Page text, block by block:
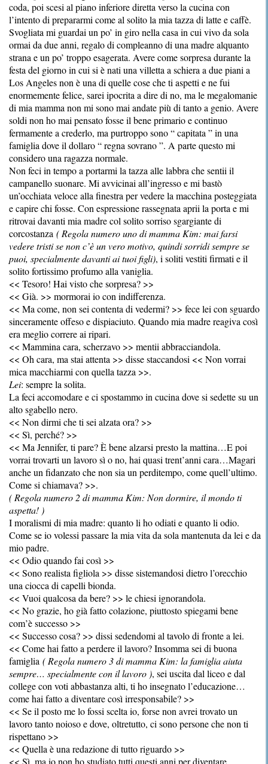
coda, poi scesi al piano inferiore diretta verso la cucina con
l’intento di prepararmi come al solito la mia tazza di latte e caffè.
Svogliata mi guardai un po’ in giro nella casa in cui vivo da sola
ormai da due anni, regalo di compleanno di una madre alquanto
strana e un po’ troppo esagerata. Avere come sorpresa durante la
festa del giorno in cui si è nati una villetta a schiera a due piani a
Los Angeles non è una di quelle cose che ti aspetti e ne fui
enormemente felice, sarei ipocrita a dire di no, ma le megalomanie
di mia mamma non mi sono mai andate più di tanto a genio. Avere
soldi non ho mai pensato fosse il bene primario e continuo
fermamente a crederlo, ma purtroppo sono “ capitata ” in una
famiglia dove il dollaro “ regna sovrano ”. A parte questo mi
considero una ragazza normale.
Non feci in tempo a portarmi la tazza alle labbra che sentii il
campanello suonare. Mi avvicinai all’ingresso e mi bastò
un’occhiata veloce alla finestra per vedere la macchina posteggiata
e capire chi fosse. Con espressione rassegnata aprii la porta e mi
ritrovai davanti mia madre col solito sorriso sgargiante di
corcostanza ( Regola numero uno di mamma Kim: mai farsi
vedere tristi se non c’è un vero motivo, quindi sorridi sempre se
puoi, specialmente davanti ai tuoi figli), i soliti vestiti firmati e il
solito fortissimo profumo alla vaniglia.
<< Tesoro! Hai visto che sorpresa? >>
<< Già. >> mormorai io con indifferenza.
<< Ma come, non sei contenta di vedermi? >> fece lei con sguardo
sinceramente offeso e dispiaciuto. Quando mia madre reagiva così
era meglio correre ai ripari.
<< Mammina cara, scherzavo >> mentii abbracciandola.
<< Oh cara, ma stai attenta >> disse staccandosi << Non vorrai
mica macchiarmi con quella tazza >>.
Lei: sempre la solita.
La feci accomodare e ci spostammo in cucina dove si sedette su un
alto sgabello nero.
<< Non dirmi che ti sei alzata ora? >>
<< Sì, perché? >>
<< Ma Jennifer, ti pare? È bene alzarsi presto la mattina…E poi
vorrai trovarti un lavoro sì o no, hai quasi trent’anni cara…Magari
anche un fidanzato che non sia un perditempo, come quell’ultimo.
Come si chiamava? >>.
( Regola numero 2 di mamma Kim: Non dormire, il mondo ti
aspetta! )
I moralismi di mia madre: quanto li ho odiati e quanto li odio.
Come se io volessi passare la mia vita da sola mantenuta da lei e da
mio padre.
<< Odio quando fai così >>
<< Sono realista figliola >> disse sistemandosi dietro l’orecchio
una ciocca di capelli bionda.
<< Vuoi qualcosa da bere? >> le chiesi ignorandola.
<< No grazie, ho già fatto colazione, piuttosto spiegami bene
com’è successo >>
<< Successo cosa? >> dissi sedendomi al tavolo di fronte a lei.
<< Come hai fatto a perdere il lavoro? Insomma sei di buona
famiglia ( Regola numero 3 di mamma Kim: la famiglia aiuta
sempre… specialmente con il lavoro ), sei uscita dal liceo e dal
college con voti abbastanza alti, ti ho insegnato l’educazione…
come hai fatto a diventare così irresponsabile? >>
<< Se il posto me lo fossi scelta io, forse non avrei trovato un
lavoro tanto noioso e dove, oltretutto, ci sono persone che non ti
rispettano >>
<< Quella è una redazione di tutto riguardo >>
<< Sì, ma io non ho studiato tutti questi anni per diventare